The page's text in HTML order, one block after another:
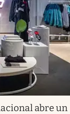
abre un